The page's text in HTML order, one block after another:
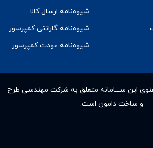
شیوه‌نامه ارسال کالا
شیوه‌نامه گارانتی کمپرسور
شیوه‌نامه عودت کمپرسور
این ســـامانه متعلق به شرکت مهندسی طرح
و ساخت دامون است.